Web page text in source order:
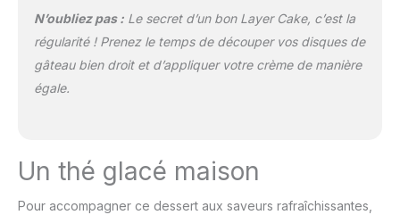
N’oubliez pas :Le secret d’un bon Layer Cake, c’est la
régularité ! Prenez le temps de découper vos disques de
gâteau bien droit et d’appliquer votre crème de manière
égale.
Un thé glacé maison
Pour accompagner ce dessert aux saveurs rafraîchissantes,